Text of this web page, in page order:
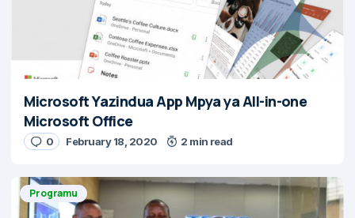
Microsoft Yazindua App Mpya ya All-in-one
Microsoft Office
0 February 18, 2020 2 min read
Programu